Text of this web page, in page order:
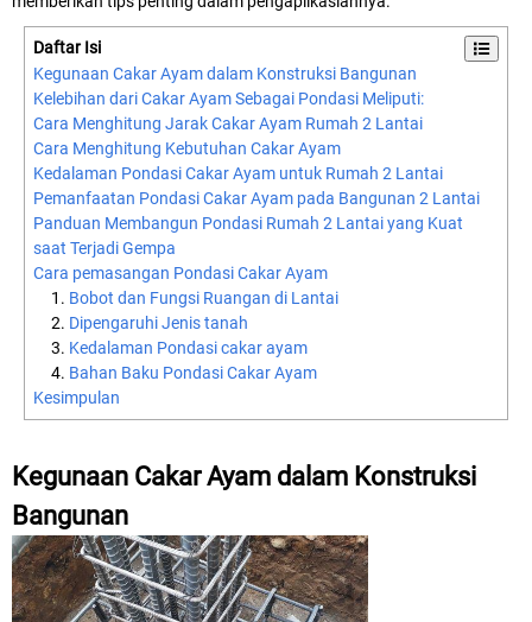
Daftar Isi
Kegunaan Cakar Ayam dalam Konstruksi Bangunan
Kelebihan dari Cakar Ayam Sebagai Pondasi Meliputi:
Cara Menghitung Jarak Cakar Ayam Rumah 2 Lantai
Cara Menghitung Kebutuhan Cakar Ayam
Kedalaman Pondasi Cakar Ayam untuk Rumah 2 Lantai
Pemanfaatan Pondasi Cakar Ayam pada Bangunan 2 Lantai
Panduan Membangun Pondasi Rumah 2 Lantai yang Kuat
saat Terjadi Gempa
Cara pemasangan Pondasi Cakar Ayam
Bobot dan Fungsi Ruangan di Lantai
Dipengaruhi Jenis tanah
Kedalaman Pondasi cakar ayam
Bahan Baku Pondasi Cakar Ayam
Kesimpulan
Kegunaan Cakar Ayam dalam Konstruksi
Bangunan